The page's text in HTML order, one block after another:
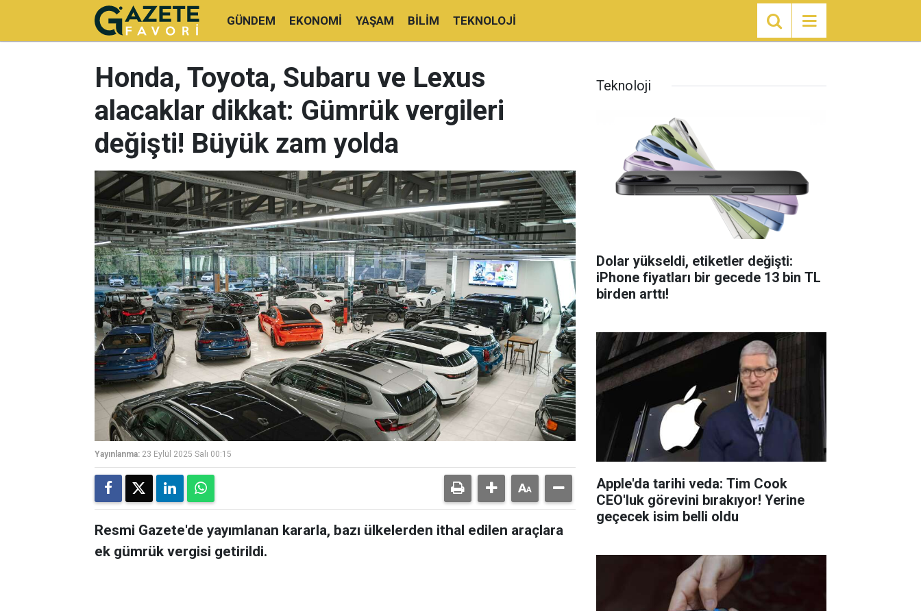
GÜNDEM EKONOMI YAŞAM BILIM TEKNOLOJI
Honda, Toyota, Subaru ve Lexus
alacaklar dikkat: Gümrük vergileri
değişti! Büyük zam yolda
Yayınlanma: 23 Eylül 2025 Salı 00:15
Resmi Gazete'de yayımlanan kararla, bazı ülkelerden ithal edilen araçlara
ek gümrük vergisi getirildi.
Teknoloji
Dolar yükseldi, etiketler değişti:
iPhone fiyatları bir gecede 13 bin TL
birden arttı!
Apple'da tarihi veda: Tim Cook
CEO'luk görevini bırakıyor! Yerine
geçecek isim belli oldu